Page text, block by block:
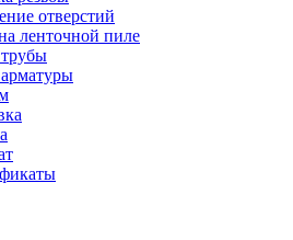
отверстий
ленточной пиле